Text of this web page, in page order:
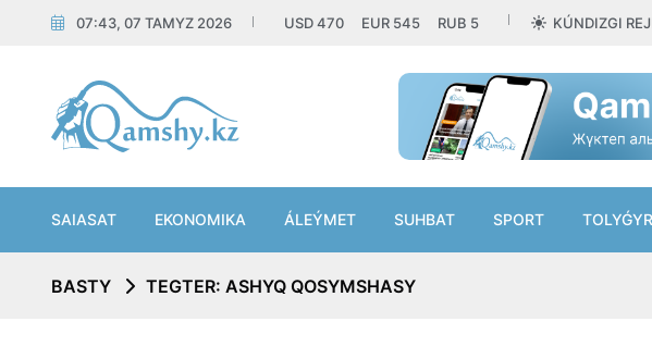
07:43, 07 TAMYZ 2026 USD470 EUR 545 RUB 5 KÚNDIZGI
SAIASAT EKONOMIKA ÁLEÝMET SUHBAT SPORT
BASTY TEGTER: ASHYQ QOSYMSHASY